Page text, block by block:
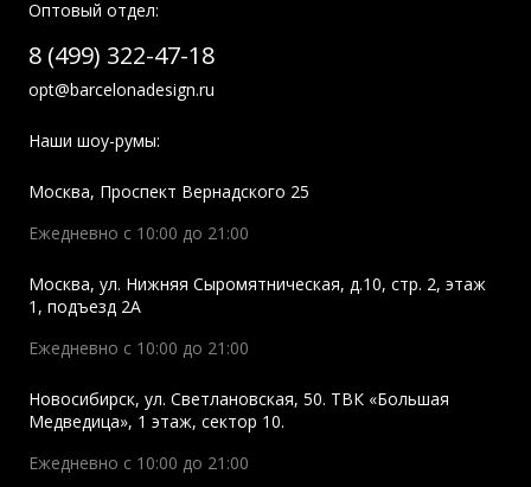
Оптовый отдел:
8 (499) 322-47-18
opt@barcelonadesign.ru
Наши шоу-румы:
Москва, Проспект Вернадского 25
Ежедневно с 10:00 до 21:00
Москва, ул. Нижняя Сыромятническая, д.10, стр. 2, этаж
1, подъезд 2A
Ежедневно с 10:00 до 21:00
Новосибирск, ул. Светлановская, 50. ТВК «Большая
Медведица», 1 этаж, сектор 10.
Ежедневно с 10:00 до 21:00